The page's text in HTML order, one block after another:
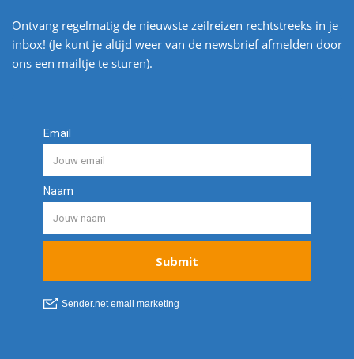
Ontvang regelmatig de nieuwste zeilreizen rechtstreeks in je
inbox! (Je kunt je altijd weer van de newsbrief afmelden door
ons een mailtje te sturen).